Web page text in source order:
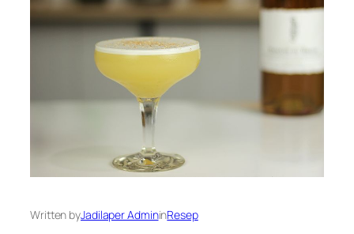
Written byJadilaper AdmininResep